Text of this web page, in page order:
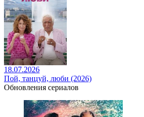
18.07.2026
Пой, танцуй, люби (2026)
Обновления сериалов